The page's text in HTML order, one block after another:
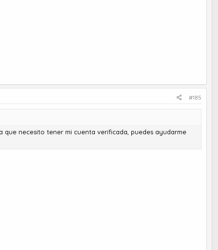
#185
necesito tener mi cuenta verificada, puedes ayudarme